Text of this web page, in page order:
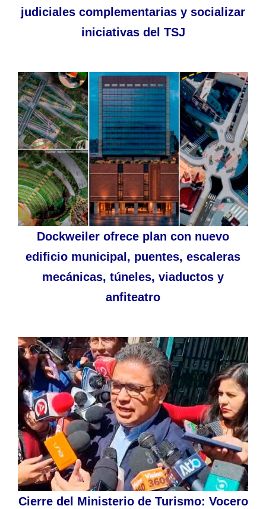
judiciales complementarias y socializar
iniciativas del TSJ
Dockweiler ofrece plan con nuevo
edificio municipal, puentes, escaleras
mecánicas, túneles, viaductos y
anfiteatro
Cierre del Ministerio de Turismo: Vocero